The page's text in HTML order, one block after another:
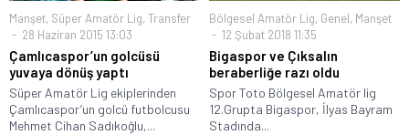
Manşet, Süper Amatör Lig, Transfer
28 Haziran 2015 13:03
Çamlıcaspor’un golcüsü
yuvaya dönüş yaptı
Süper Amatör Lig ekiplerinden
Çamlıcaspor’un golcü futbolcusu
Mehmet Cihan Sadıkoğlu,...
Bölgesel Amatör Lig, Genel, Manşet
12 Şubat 2018 11:35
Bigaspor ve Çıksalın
beraberliğe razı oldu
Spor Toto Bölgesel Amatör lig
12.Grupta Bigaspor, İlyas Bayram
Stadında...